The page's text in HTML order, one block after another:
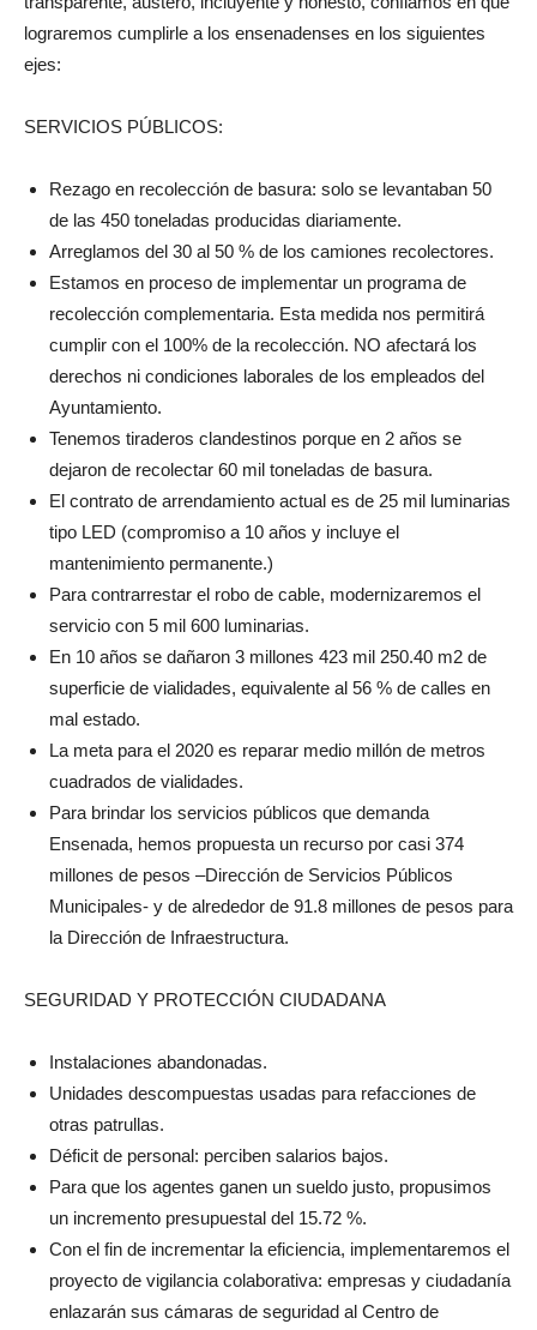
lograremos cumplirle a los ensenadenses en los siguientes
ejes:
SERVICIOS PÚBLICOS:
Rezago en recolección de basura: solo se levantaban 50
de las 450 toneladas producidas diariamente.
Arreglamos del 30 al 50 % de los camiones recolectores.
Estamos en proceso de implementar un programa de
recolección complementaria. Esta medida nos permitirá
cumplir con el 100% de la recolección. NO afectará los
derechos ni condiciones laborales de los empleados del
Ayuntamiento.
Tenemos tiraderos clandestinos porque en 2 años se
dejaron de recolectar 60 mil toneladas de basura.
El contrato de arrendamiento actual es de 25 mil luminarias
tipo LED (compromiso a 10 años y incluye el
mantenimiento permanente.)
Para contrarrestar el robo de cable, modernizaremos el
servicio con 5 mil 600 luminarias.
En 10 años se dañaron 3 millones 423 mil 250.40 m2 de
superficie de vialidades, equivalente al 56 % de calles en
mal estado.
La meta para el 2020 es reparar medio millón de metros
cuadrados de vialidades.
Para brindar los servicios públicos que demanda
Ensenada, hemos propuesta un recurso por casi 374
millones de pesos –Dirección de Servicios Públicos
Municipales- y de alrededor de 91.8 millones de pesos para
la Dirección de Infraestructura.
SEGURIDAD Y PROTECCIÓN CIUDADANA
Instalaciones abandonadas.
Unidades descompuestas usadas para refacciones de
otras patrullas.
Déficit de personal: perciben salarios bajos.
Para que los agentes ganen un sueldo justo, propusimos
un incremento presupuestal del 15.72 %.
Con el fin de incrementar la eficiencia, implementaremos el
proyecto de vigilancia colaborativa: empresas y ciudadanía
enlazarán sus cámaras de seguridad al Centro de